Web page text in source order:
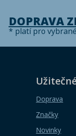
DOPRAVA
* platí pro
Doprava
Značky
Novinky